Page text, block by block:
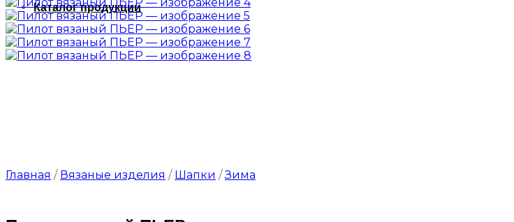
Каталог продукции
Главная / Вязаные изделия / Шапки / Зима